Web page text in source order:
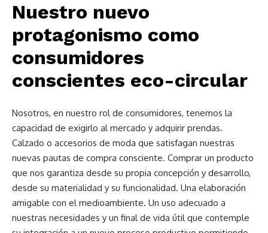
Nuestro nuevo
protagonismo como
consumidores
conscientes eco-circular
Nosotros, en nuestro rol de consumidores, tenemos la
capacidad de exigirlo al mercado y adquirir prendas.
Calzado o accesorios de moda que satisfagan nuestras
nuevas pautas de compra consciente. Comprar un producto
que nos garantiza desde su propia concepción y desarrollo,
desde su materialidad y su funcionalidad. Una elaboración
amigable con el medioambiente. Un uso adecuado a
nuestras necesidades y un final de vida útil que contemple